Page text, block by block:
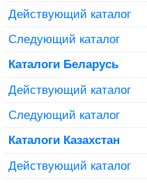
Действующий каталог
Следующий каталог
Каталоги Беларусь
Действующий каталог
Следующий каталог
Каталоги Казахстан
Действующий каталог